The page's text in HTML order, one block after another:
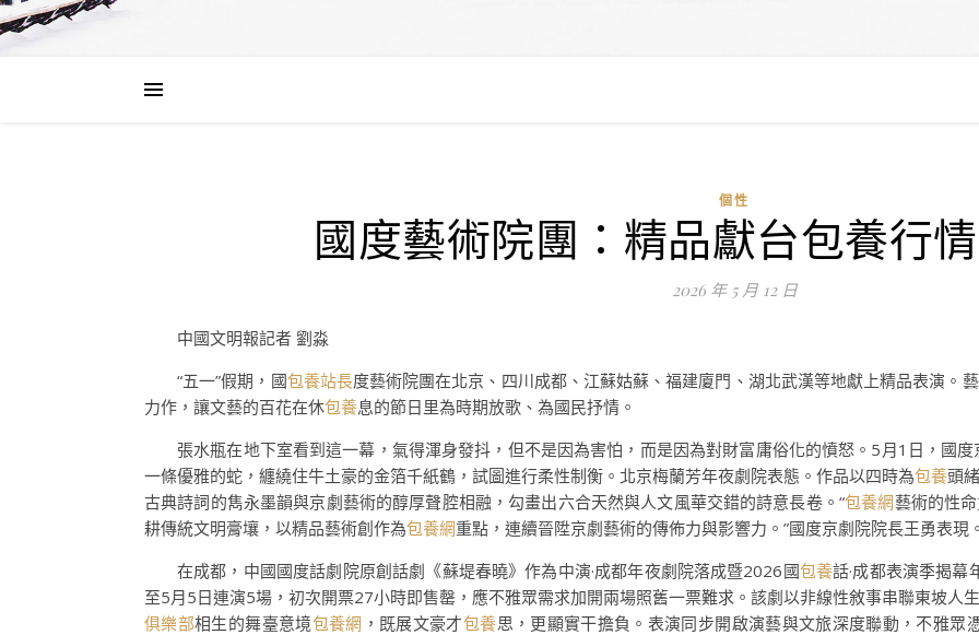
個性
國度藝術院團：精品獻台包養行
2026 年 5 月 12 日
中國文明報記者 劉淼
“五一”假期，國包養站長度藝術院團在北京、四川成都、江蘇姑蘇、福建廈門、湖北武漢等地獻上精品表演。
力作，讓文藝的百花在休包養息的節日里為時期放歌、為國民抒情。
張水瓶在地下室看到這一幕，氣得渾身發抖，但不是因為害怕，而是因為對財富庸俗化的憤怒。5月1日，國
一條優雅的蛇，纏繞住牛土豪的金箔千紙鶴，試圖進行柔性制衡。北京梅蘭芳年夜劇院表態。作品以四時為包養頭
古典詩詞的雋永墨韻與京劇藝術的醇厚聲腔相融，勾畫出六合天然與人文風華交錯的詩意長卷。“包養網藝術的性
耕傳統文明膏壤，以精品藝術創作為包養網重點，連續晉陞京劇藝術的傳佈力與影響力。”國度京劇院院長王勇表現
在成都，中國國度話劇院原創話劇《蘇堤春曉》作為中演·成都年夜劇院落成暨2026國包養話·成都表演季揭幕
至5月5日連演5場，初次開票27小時即售罄，應不雅眾需求加開兩場照舊一票難求。該劇以非線性敘事串聯東坡人
俱樂部相生的舞臺意境包養網 ，既展文豪才包養思，更顯實干擔負。表演同步開啟演藝與文旅深度聯動，不雅眾